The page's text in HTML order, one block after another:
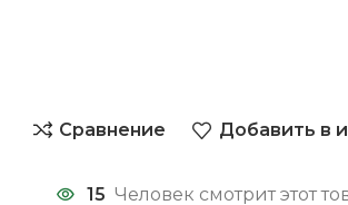
Сравнение Добавить в
15 Человек смотрит этот